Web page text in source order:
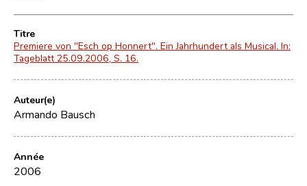
Titre
Premiere von "Esch op Honnert". Ein Jahrhundert als Musical. In:
Tageblatt 25.09.2006, S. 16.
Auteur(e)
Armando Bausch
Année
2006